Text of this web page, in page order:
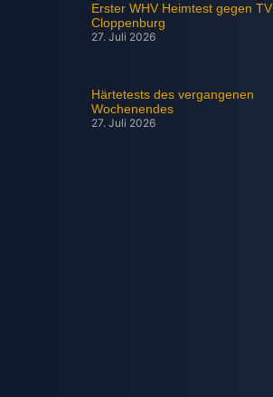
Erster WHV Heimtest gegen TV
Cloppenburg
27. Juli 2026
Härtetests des vergangenen
Wochenendes
27. Juli 2026